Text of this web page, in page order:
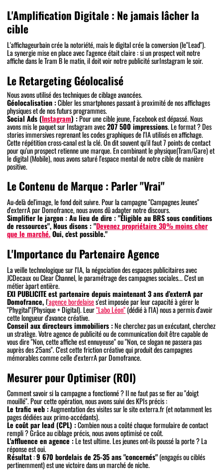
L'Amplification Digitale : Ne jamais lâcher la
cible
L'affichageurbain crée la notoriété, mais le digital crée la conversion (le"Lead").
La synergie mise en place avec l'agence était claire : si un prospect voit notre
affiche dans le Tram B le matin, il doit voir notre publicité surInstagram le soir.
Le Retargeting Géolocalisé
Nous avons utilisé des techniques de ciblage avancées.
Géolocalisation :Cibler les smartphones passant à proximité de nos affichages
physiques et de nos futurs programmes.
Social Ads (Instagram) :Pour une cible jeune, Facebook est dépassé. Nous
avons mis le paquet sur Instagram avec207 500 impressions. Le format ? Des
stories immersives reprenant les codes graphiques de l'IA utilisés en affichage.
Cette répétition cross-canal est la clé. On dit souvent qu'il faut 7 points de contact
pour qu'un prospect retienne une marque. En combinant le physique(Tram/Gare) et
le digital (Mobile), nous avons saturé l'espace mental de notre cible de manière
positive.
Le Contenu de Marque : Parler "Vrai"
Au-delà del'image, le fond doit suivre. Pour la campagne "Campagnes Jeunes"
d'exterrA par Domofrance, nous avons dû adapter notre discours.
Simplifier le jargon : Au lieu de dire :"Éligible au BRS sous conditions
de ressources", Nous disons : "Devenez propriétaire 30% moins cher
que le marché.Oui, c'est possible."
L'Importance du Partenaire Agence
La veille technologique sur l'IA, la négociation des espaces publicitaires avec
JCDecaux ou Clear Channel, le paramétrage des campagnes sociales... C'est un
métier àpart entière.
EXI PUBLICITE est partenaire depuis maintenant 3 ans d’exterrA par
Domofrance,l’agence bordelaises'est imposée par leur capacité à gérer le
"Phygital"(Physique + Digital). Leur"Labo Léon"(dédié à l'IA) nous a permis d'avoir
cette longueur d'avance créative.
Conseil aux directeurs immobiliers :Ne cherchez pas un exécutant, cherchez
un stratège. Votre agence de publicité ou de communication doit être capable de
vous dire "Non, cette affiche est ennuyeuse" ou "Non, ce slogan ne passera pas
auprès des 25ans". C'est cette friction créative qui produit des campagnes
mémorables comme celle d'exterrA par Domofrance.
Mesurer pour Optimiser (ROI)
Comment savoir si la campagne a fonctionné ? Il ne faut pas se fier au "doigt
mouillé". Pour cette opération, nous avons suivi des KPIs précis :
Le trafic web :Augmentation des visites sur le site exterra.fr (et notamment les
pages dédiées aux primo-accédants).
Le coût par lead (CPL) :Combien nous a coûté chaque formulaire de contact
rempli ? Grâce au ciblage précis, nous avons optimisé ce coût.
L'affluence en agence :Le test ultime. Les jeunes ont-ils poussé la porte ? La
réponse est oui.
Résultat:9 670 bordelais de 25-35 ans "concernés"(engagés ou ciblés
pertinemment) est une victoire dans un marché de niche.